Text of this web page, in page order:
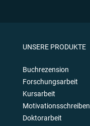
UNSERE PRODUKTE
Buchrezension
Forschungsarbeit
Kursarbeit
Motivationsschreiben
Doktorarbeit